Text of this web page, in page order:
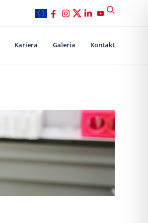
Kariera Galeria Kontakt